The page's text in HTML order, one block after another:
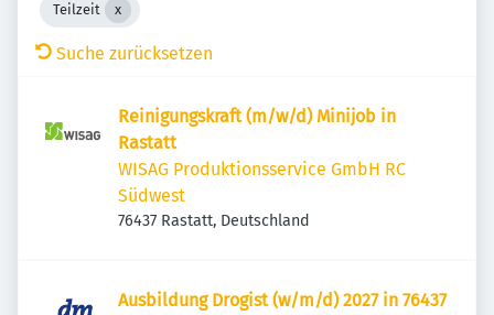
Teilzeit
Suche zurücksetzen
Reinigungskraft (m/w/d) Minijob in
Rastatt
WISAG Produktionsservice GmbH RC
Südwest
76437 Rastatt, Deutschland
Ausbildung Drogist (w/m/d) 2027 in 76437